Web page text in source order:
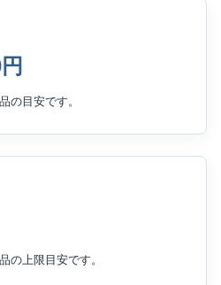
の目安です。
の上限目安です。